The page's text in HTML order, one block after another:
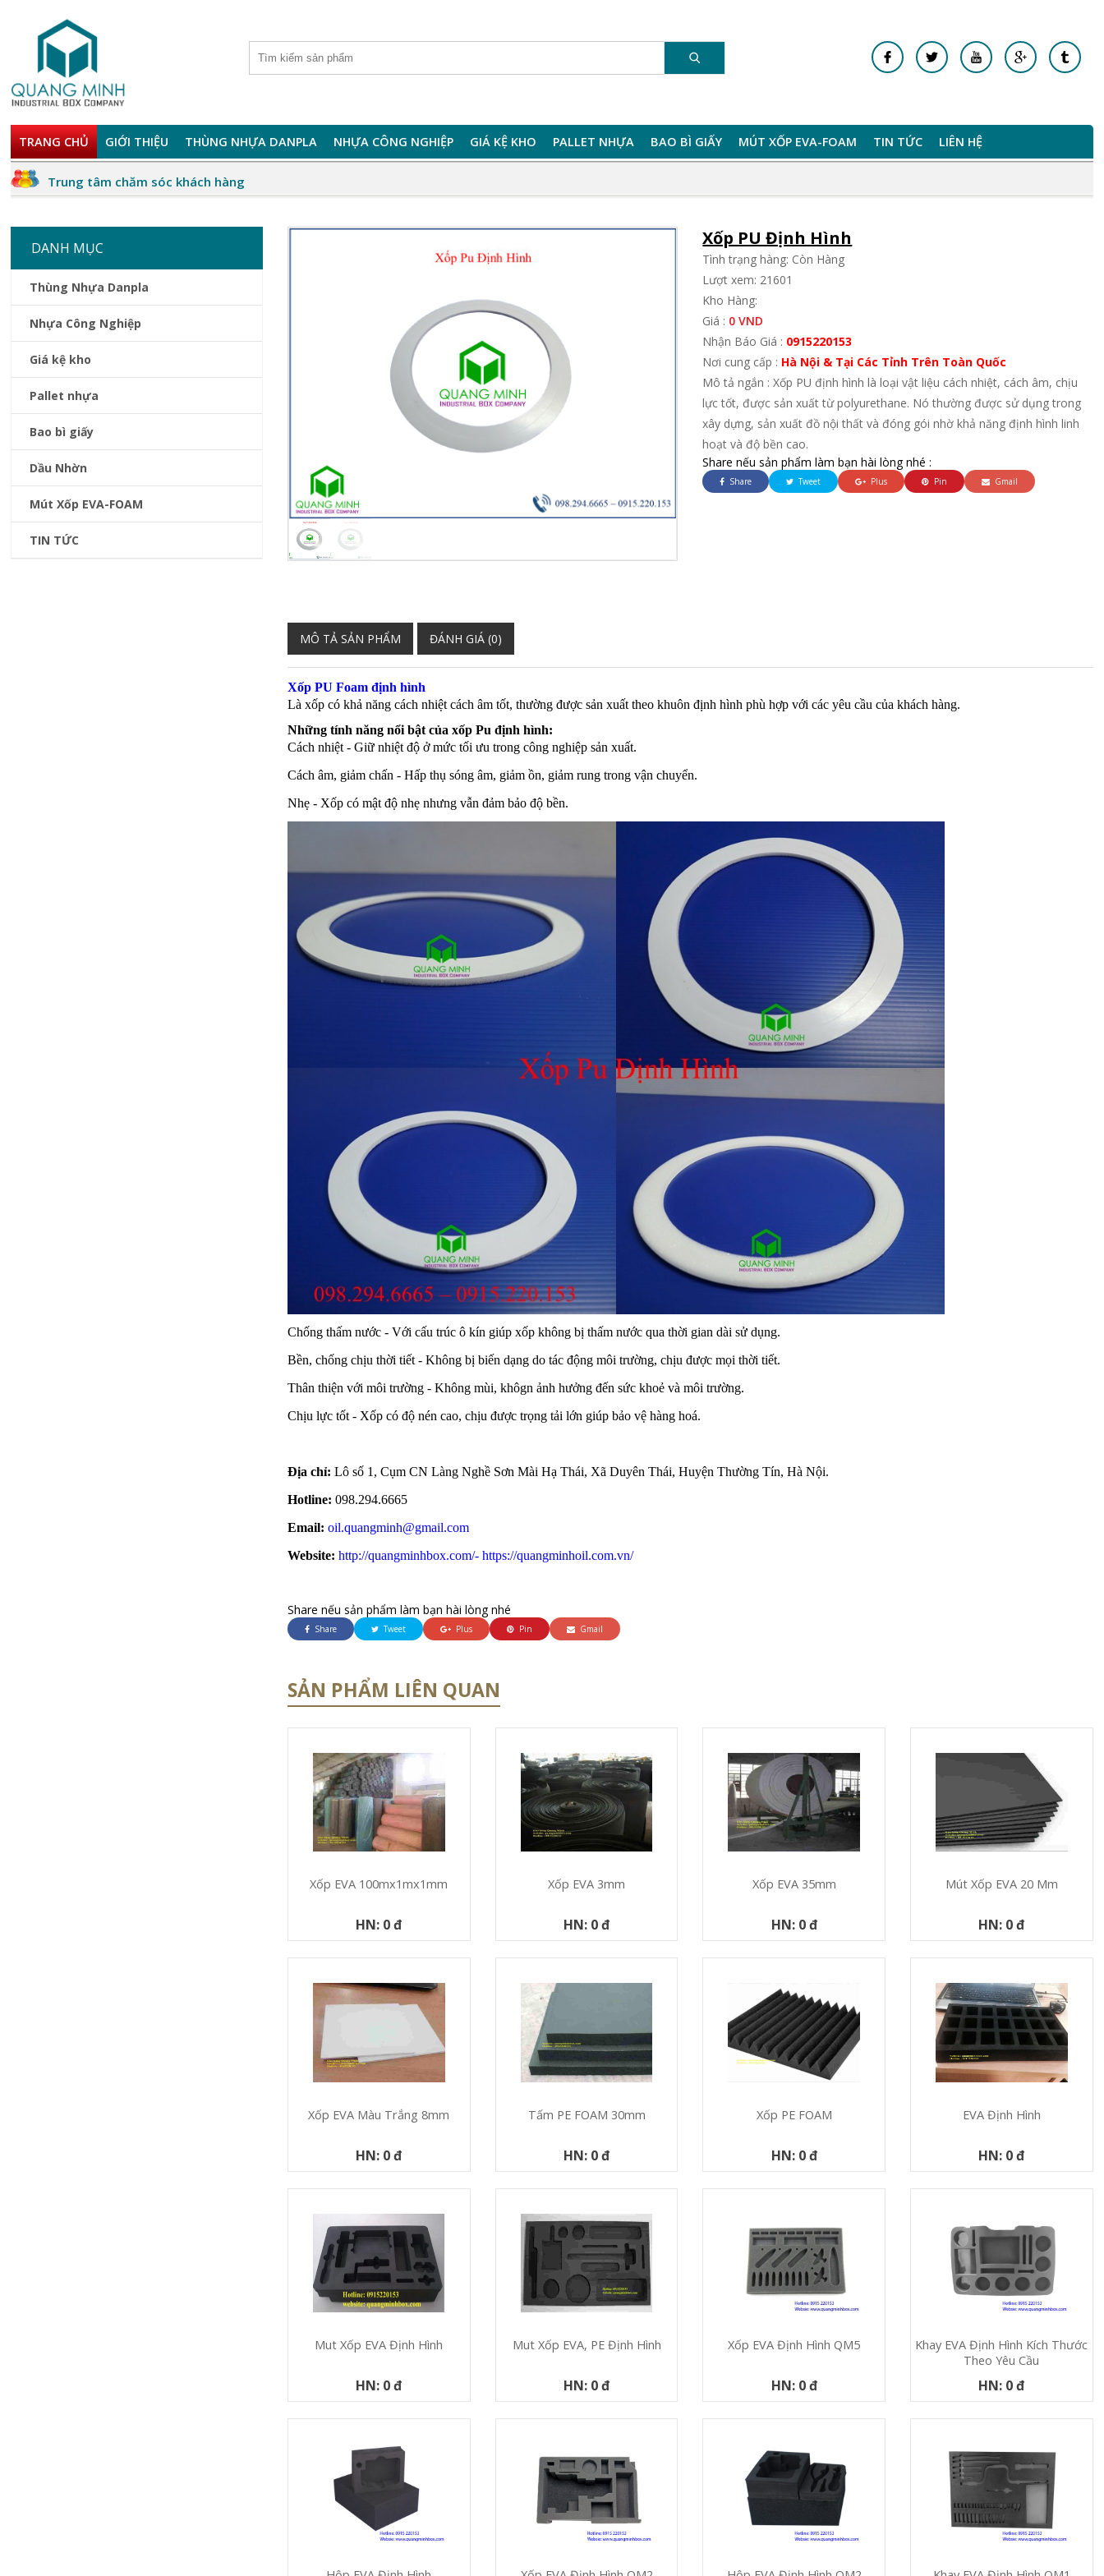
TRANG CHỦ GIỚI THIỆU THÙNG NHỰA DANPLA NHỰA CÔNG NGHIỆP GIÁ KỆ KHO PALLET NHỰA BAO BÌ GIẤY MÚT XỐP EVA-FOAM TIN TỨC LIÊN HỆ
Trung tâm chăm sóc khách hàng
DANH MỤC
Thùng Nhựa Danpla
Nhựa Công Nghiệp
Giá kệ kho
Pallet nhựa
Bao bì giấy
Dầu Nhờn
Mút Xốp EVA-FOAM
TIN TỨC
Xốp PU Định Hình
Tình trạng hàng: Còn Hàng
Lượt xem: 21601
Kho Hàng:
Giá : 0 VND
Nhận Báo Giá : 0915220153
Nơi cung cấp : Hà Nội & Tại Các Tỉnh Trên Toàn Quốc
Mô tả ngắn : Xốp PU định hình là loại vật liệu cách nhiệt, cách âm, chịu
lực tốt, được sản xuất từ polyurethane. Nó thường được sử dụng trong
xây dựng, sản xuất đồ nội thất và đóng gói nhờ khả năng định hình linh
hoạt và độ bền cao.
Share nếu sản phẩm làm bạn hài lòng nhé :
Share Tweet Plus Pin Gmail
MÔ TẢ SẢN PHẨM ĐÁNH GIÁ (0)
Xốp PU Foam định hình
Là xốp có khả năng cách nhiệt cách âm tốt, thường được sản xuất theo khuôn định hình phù hợp với các yêu cầu của khách hàng.
Những tính năng nổi bật của xốp Pu định hình:
Cách nhiệt - Giữ nhiệt độ ở mức tối ưu trong công nghiệp sản xuất.
Cách âm, giảm chấn - Hấp thụ sóng âm, giảm ồn, giảm rung trong vận chuyển.
Nhẹ - Xốp có mật độ nhẹ nhưng vẫn đảm bảo độ bền.
Chống thấm nước - Với cấu trúc ô kín giúp xốp không bị thấm nước qua thời gian dài sử dụng.
Bền, chống chịu thời tiết - Không bị biến dạng do tác động môi trường, chịu được mọi thời tiết.
Thân thiện với môi trường - Không mùi, khôgn ảnh hưởng đến sức khoẻ và môi trường.
Chịu lực tốt - Xốp có độ nén cao, chịu được trọng tải lớn giúp bảo vệ hàng hoá.
Địa chỉ: Lô số 1, Cụm CN Làng Nghề Sơn Mài Hạ Thái, Xã Duyên Thái, Huyện Thường Tín, Hà Nội.
Hotline:098.294.6665
Email: oil.quangminh@gmail.com
Website: http://quangminhbox.com/- https://quangminhoil.com.vn/
Share nếu sản phẩm làm bạn hài lòng nhé
Share Tweet Plus Pin Gmail
SẢN PHẨM LIÊN QUAN
Xốp EVA 100mx1mx1mm
HN: 0 đ
Xốp EVA 3mm
HN: 0 đ
Xốp EVA 35mm
HN: 0 đ
Mút Xốp EVA 20 Mm
HN: 0 đ
Xốp EVA Màu Trắng 8mm
HN: 0 đ
Tấm PE FOAM 30mm
HN: 0 đ
Xốp PE FOAM
HN: 0 đ
EVA Định Hình
HN: 0 đ
Mut Xốp EVA Định Hình
HN: 0 đ
Mut Xốp EVA, PE Định Hình
HN: 0 đ
Xốp EVA Định Hình QM5
HN: 0 đ
Khay EVA Định Hình Kích Thước
Theo Yêu Cầu
HN: 0 đ